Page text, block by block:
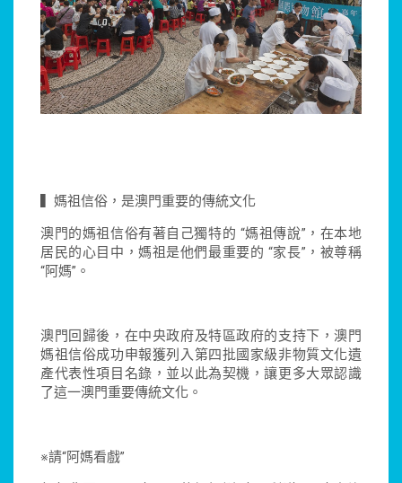
▍媽祖信俗，是澳門重要的傳統文化
澳門的媽祖信俗有著自己獨特的 “媽祖傳說”，在本地
居民的心目中，媽祖是他們最重要的 “家長”，被尊稱
“阿媽”。
澳門回歸後，在中央政府及特區政府的支持下，澳門
媽祖信俗成功申報獲列入第四批國家級非物質文化遺
產代表性項目名錄，並以此為契機，讓更多大眾認識
了這一澳門重要傳統文化。
※請“阿媽看戲”